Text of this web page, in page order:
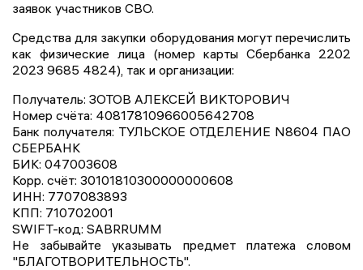
заявок участников СВО.
Средства для закупки оборудования могут перечислить
как физические лица (номер карты Сбербанка 2202
2023 9685 4824), так и организации:
Получатель: ЗОТОВ АЛЕКСЕЙ ВИКТОРОВИЧ
Номер счёта: 40817810966005642708
Банк получателя: ТУЛЬСКОЕ ОТДЕЛЕНИЕ N8604 ПАО
СБЕРБАНК
БИК: 047003608
Корр. счёт: 30101810300000000608
ИНН: 7707083893
КПП: 710702001
SWIFT-код: SABRRUMM
Не забывайте указывать предмет платежа словом
"БЛАГОТВОРИТЕЛЬНОСТЬ".